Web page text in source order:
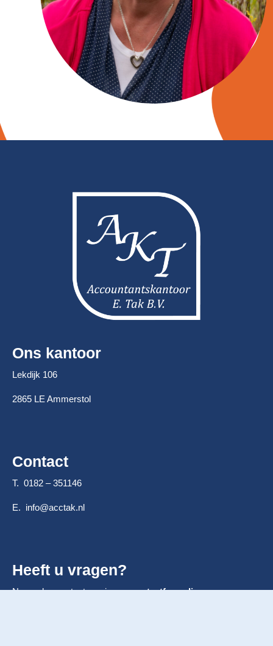
Ons kantoor
Lekdijk 106
2865 LE Ammerstol
Contact
T. 0182 – 351146
E. info@acctak.nl
Heeft u vragen?
Neem dan contact op via onscontactformulier